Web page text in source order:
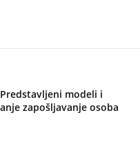
modeli i
zapošljavanje osoba